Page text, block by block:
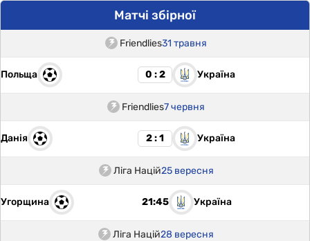
Матчі збірної
Friendlies31 травня
Польща 0 : 2 Україна
Friendlies7 червня
Данія 2 : 1 Україна
Ліга Націй25 вересня
Угорщина 21:45 Україна
Ліга Націй28 вересня